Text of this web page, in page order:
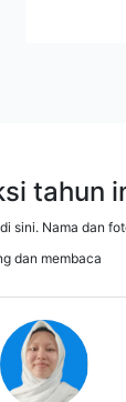
tahun
sini. Nama dan
dan membaca